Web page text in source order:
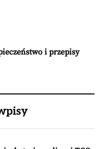
i przepisy